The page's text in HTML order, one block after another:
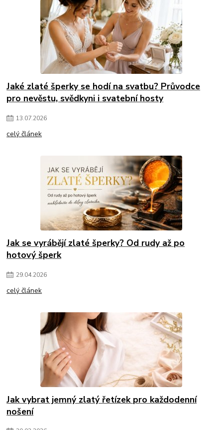
Jaké zlaté šperky se hodí na svatbu? Průvodce
pro nevěstu, svědkyni i svatební hosty
13.07.2026
celý článek
Jak se vyrábějí zlaté šperky? Od rudy až po
hotový šperk
29.04.2026
celý článek
Jak vybrat jemný zlatý řetízek pro každodenní
nošení